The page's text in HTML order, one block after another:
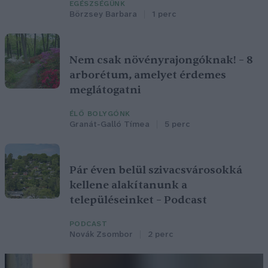
EGÉSZSÉGÜNK
Börzsey Barbara 1 perc
Nem csak növényrajongóknak! – 8
arborétum, amelyet érdemes
meglátogatni
ÉLŐ BOLYGÓNK
Granát-Galló Tímea 5 perc
Pár éven belül szivacsvárosokká
kellene alakítanunk a
településeinket – Podcast
PODCAST
Novák Zsombor 2 perc